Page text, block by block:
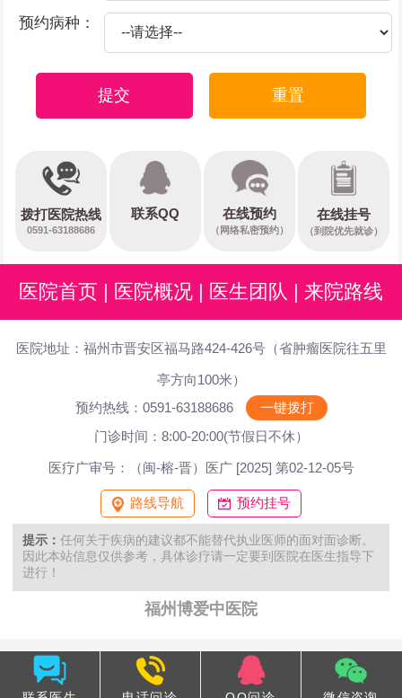
预约病种：
提交 重置
拨打医院热线
0591-63188686
联系QQ 在线预约
（网络私密预约）
在线挂号
（到院优先就诊）
医院首页 医院概况 医生团队 来院路线
医院地址：福州市晋安区福马路424-426号（省肿瘤医院往五里
亭方向100米）
预约热线：0591-63188686
一键拨打
门诊时间：8:00-20:00(节假日不休）
医疗广审号：（闽-榕-晋）医广 [2025] 第02-12-05号
路线导航 预约挂号
提示： 任何关于疾病的建议都不能替代执业医师的面对面诊断。
因此本站信息仅供参考，具体诊疗请一定要到医院在医生指导下
进行！
福州博爱中医院